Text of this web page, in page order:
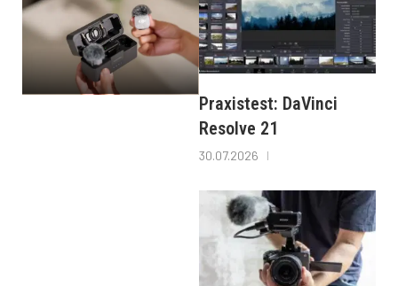
Praxistest: DaVinci
Resolve 21
30.07.2026